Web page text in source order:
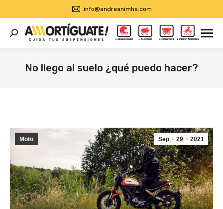
info@andreanimhs.com
Buscar:
No llego al suelo ¿qué puedo hacer?
Sep 29 2021
Moto